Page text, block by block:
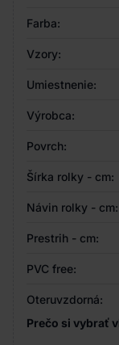
Farba:
Vzory:
Umiestnenie:
Výrobca:
Povrch:
Šírka rolky - cm:
Návin rolky - cm:
Prestrih - cm:
PVC free:
Oteruvzdorná:
Prečo si vybrať